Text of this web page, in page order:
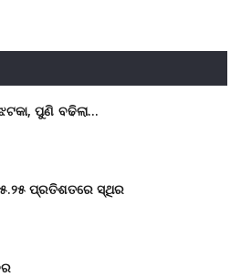
ପୁଣି ବଢିଲା…
ପ୍ରତିଶତରେ ସ୍ଥିର